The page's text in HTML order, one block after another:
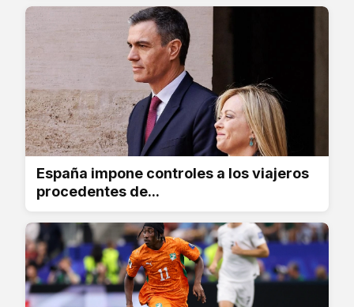
España impone controles a los viajeros
procedentes de...